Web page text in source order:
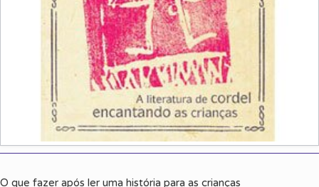
O que fazer após ler uma história para as crianças